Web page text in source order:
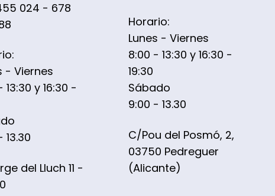
024 - 678
- Viernes
13:30 y 16:30 -
13.30
del Lluch 11 -
Horario:
Lunes - Viernes
8:00 - 13:30 y 16:30 -
19:30
Sábado
9:00 - 13.30
C/Pou del Posmó, 2,
03750 Pedreguer
(Alicante)